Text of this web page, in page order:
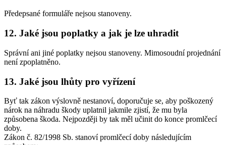
Předepsané formuláře nejsou stanoveny.
12. Jaké jsou poplatky a jak je lze uhradit
Správní ani jiné poplatky nejsou stanoveny. Mimosoudní projednání
není zpoplatněno.
13. Jaké jsou lhůty pro vyřízení
Byť tak zákon výslovně nestanoví, doporučuje se, aby poškozený
nárok na náhradu škody uplatnil jakmile zjistí, že mu byla
způsobena škoda. Nejpozději by tak měl učinit do konce promlčecí
doby.
Zákon č. 82/1998 Sb. stanoví promlčecí doby následujícím